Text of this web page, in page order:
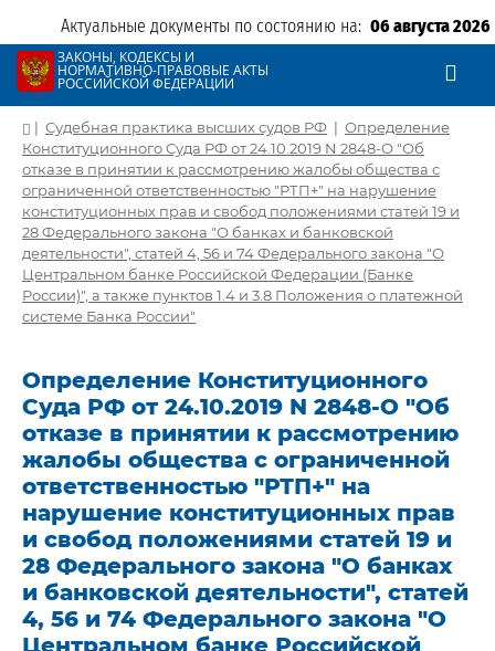
Актуальные документы по состоянию на: 06 августа 2026
ЗАКОНЫ, КОДЕКСЫ И
НОРМАТИВНО-ПРАВОВЫЕ АКТЫ
РОССИЙСКОЙ ФЕДЕРАЦИИ
| Судебная практика высших судов РФ | Определение
Конституционного Суда РФ от 24.10.2019 N 2848-О "Об
отказе в принятии к рассмотрению жалобы общества с
ограниченной ответственностью "РТП+" на нарушение
конституционных прав и свобод положениями статей 19 и
28 Федерального закона "О банках и банковской
деятельности", статей 4, 56 и 74 Федерального закона "О
Центральном банке Российской Федерации (Банке
России)", а также пунктов 1.4 и 3.8 Положения о платежной
системе Банка России"
Определение Конституционного
Суда РФ от 24.10.2019 N 2848-О "Об
отказе в принятии к рассмотрению
жалобы общества с ограниченной
ответственностью "РТП+" на
нарушение конституционных прав
и свобод положениями статей 19 и
28 Федерального закона "О банках
и банковской деятельности", статей
4, 56 и 74 Федерального закона "О
Центральном банке Российской